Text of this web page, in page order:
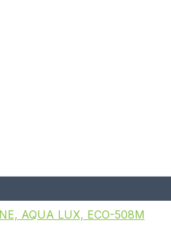
AQUA LUX, ECO-508M